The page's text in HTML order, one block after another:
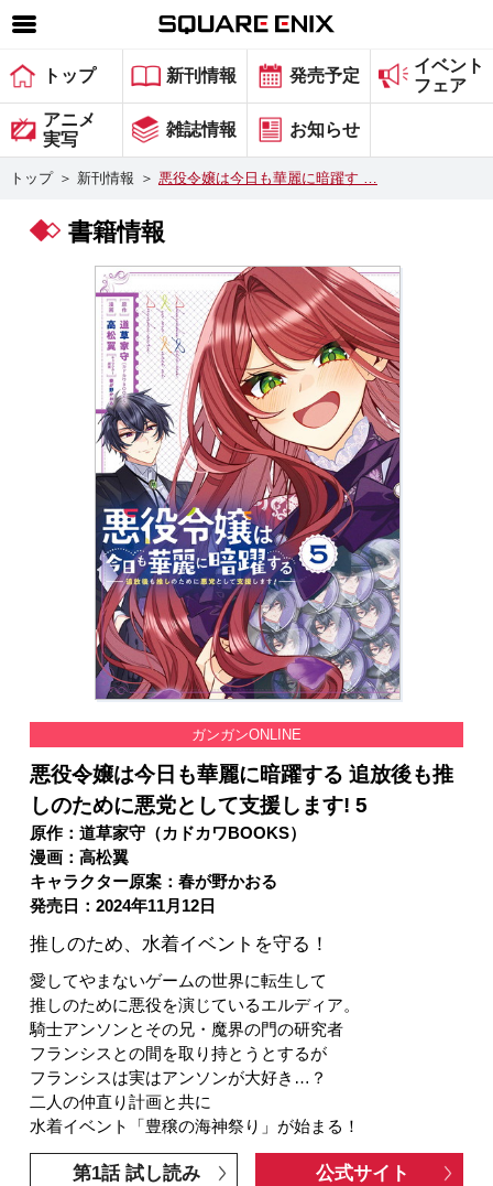
SQUARE ENIX 公式サイトメニュー
ゲーム
マガジン＆ブックス
グッズ
会社情報 採用情報
スクウェア・エニックス サイト内検索
トップ 新刊情報 発売予定
イベント
フェア
アニメ
実写
雑誌情報 お知らせ
トップ ＞ 新刊情報 ＞ 悪役令嬢は今日も華麗に暗躍す …
書籍情報
ガンガンONLINE
悪役令嬢は今日も華麗に暗躍する 追放後も推
しのために悪党として支援します! 5
原作：道草家守（カドカワBOOKS）
漫画：高松翼
キャラクター原案：春が野かおる
発売日：2024年11月12日
推しのため、水着イベントを守る！
愛してやまないゲームの世界に転生して
推しのために悪役を演じているエルディア。
騎士アンソンとその兄・魔界の門の研究者
フランシスとの間を取り持とうとするが
フランシスは実はアンソンが大好き…？
二人の仲直り計画と共に
水着イベント「豊穣の海神祭り」が始まる！
第1話 試し読み 公式サイト